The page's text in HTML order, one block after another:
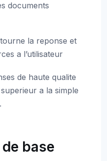
documents
la reponse et
a l’utilisateur
de haute qualite
a la simple
base